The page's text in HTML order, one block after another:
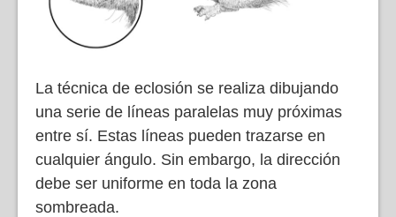
La técnica de eclosión se realiza dibujando
una serie de líneas paralelas muy próximas
entre sí. Estas líneas pueden trazarse en
cualquier ángulo. Sin embargo, la dirección
debe ser uniforme en toda la zona
sombreada.